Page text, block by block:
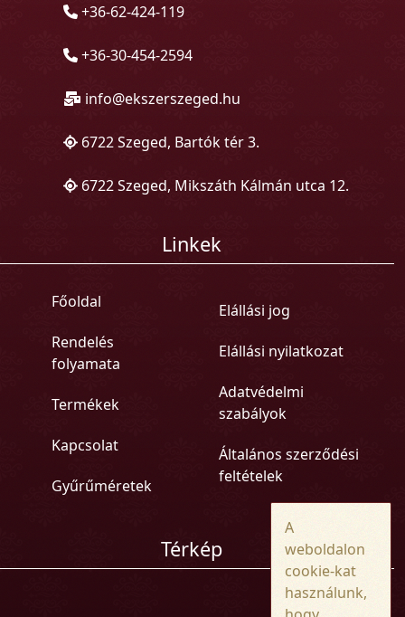
+36-62-424-119
+36-30-454-2594
info@ekszerszeged.hu
6722 Szeged, Bartók tér 3.
6722 Szeged, Mikszáth Kálmán utca 12.
Linkek
Főoldal
Rendelés
folyamata
Termékek
Kapcsolat
Gyűrűméretek
Elállási jog
Elállási nyilatkozat
Adatvédelmi
szabályok
Általános szerződési
feltételek
Térkép
A
weboldalon
cookie-kat
használunk,